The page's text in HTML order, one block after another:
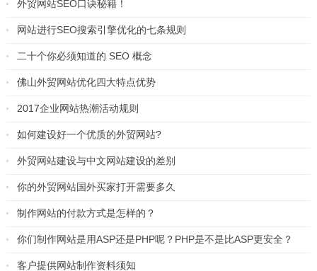
外贸网站SEO口诀秘籍！
网站进行SEO搜索引擎优化的七条规则
二十个你必须知道的 SEO 概念
佛山外贸网站优化四大特点优势
2017企业网站热潮活动规则
如何建设好一个优质的外贸网站?
外贸网站建设与中文网站建设的差别
你的外贸网站国外买家打开需要多久
制作网站的付款方式是怎样的？
你们制作网站是用ASP还是PHP呢？PHP是不是比ASP更安全？
客户提供网站制作资料须知